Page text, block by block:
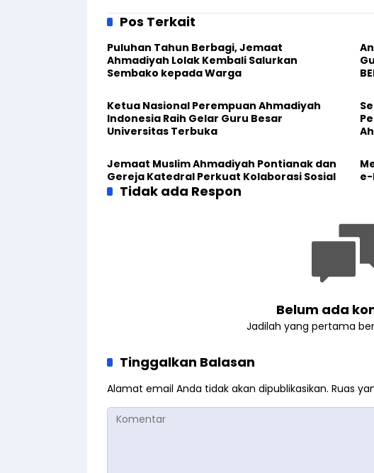
Pos Terkait
Puluhan Tahun Berbagi, Jemaat
Ahmadiyah Lolak Kembali Salurkan
Sembako kepada Warga
Ketua Nasional Perempuan Ahmadiyah
Indonesia Raih Gelar Guru Besar
Universitas Terbuka
Jemaat Muslim Ahmadiyah Pontianak dan
Gereja Katedral Perkuat Kolaborasi Sosial
e-
Tidak ada Respon
Belum ada
Jadilah yang pertama
Tinggalkan Balasan
Alamat email Anda tidak akan dipublikasikan. Ruas